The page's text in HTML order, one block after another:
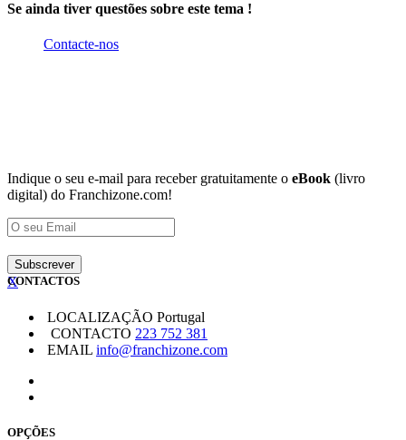
Se ainda tiver questões sobre este tema !
Contacte-nos
Indique o seu e-mail para receber gratuitamente o eBook (livro
digital) do Franchizone.com!
X
CONTACTOS
LOCALIZAÇÃO Portugal
CONTACTO 223 752 381
EMAIL info@franchizone.com
OPÇÕES